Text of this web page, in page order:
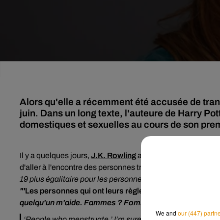
Alors qu'elle a récemment été accusée de
juin. Dans un long texte, l'auteure de Harry
domestiques et sexuelles au cours de son
Il y a quelques jours, J.K. Rowlinga suscité l'indignation
d'aller à l'encontre des personnes transgenres après un
19 plus égalitaire pour les personnes qui ont leurs règles,
"'Les personnes qui ont leurs règles'
. Je suis sûre
quelqu'un m'aide. Fammes ? Fommes ? Fimmes ?"
We and our (447)